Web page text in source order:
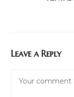
Leave a Reply